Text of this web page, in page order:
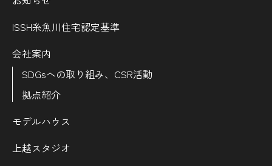
ISSH糸魚川住宅認定基準
会社案内
SDGsへの取り組み、CSR活動
拠点紹介
モデルハウス
上越スタジオ